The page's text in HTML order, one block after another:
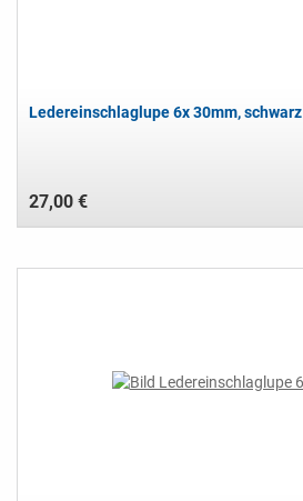
Ledereinschlaglupe 6x 30mm, schwarz
27,00 €